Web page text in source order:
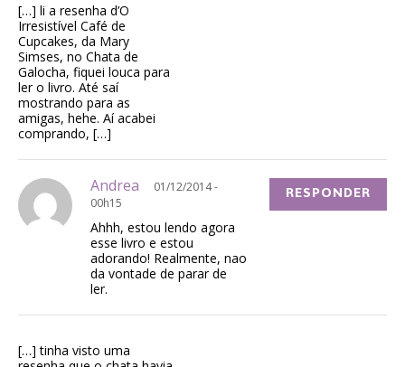
[…] li a resenha d’O
Irresistível Café de
Cupcakes, da Mary
Simses, no Chata de
Galocha, fiquei louca para
ler o livro. Até saí
mostrando para as
amigas, hehe. Aí acabei
comprando, […]
Andrea
01/12/2014 -
00h15
Ahhh, estou lendo agora
esse livro e estou
adorando! Realmente, nao
da vontade de parar de
ler.
RESPONDER
[…] tinha visto uma